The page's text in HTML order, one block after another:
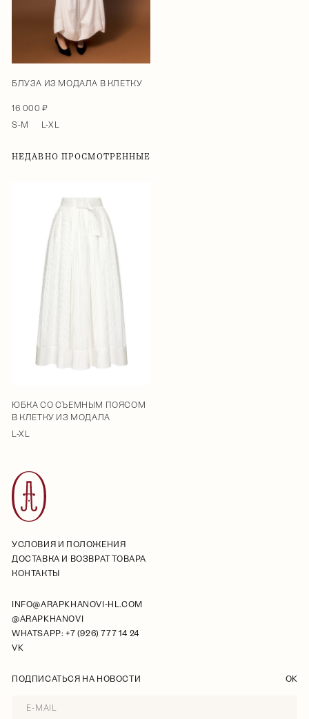
БЛУЗА ИЗ МОДАЛА В КЛЕТКУ
16 000 ₽
S-M
L-XL
НЕДАВНО ПРОСМОТРЕННЫЕ
ЮБКА СО СЪЕМНЫМ ПОЯСОМ
В КЛЕТКУ ИЗ МОДАЛА
L-XL
УСЛОВИЯ И ПОЛОЖЕНИЯ
ДОСТАВКА И ВОЗВРАТ ТОВАРА
КОНТАКТЫ
INFO@ARAPKHANOVI-HL.COM
@ARAPKHANOVI
WHATSAPP: +7 (926) 777 14 24
VK
ПОДПИСАТЬСЯ НА НОВОСТИ OK